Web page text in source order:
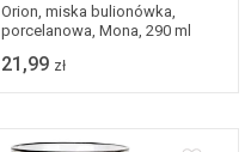
Orion, miska bulionówka,
porcelanowa, Mona, 290 ml
21,99 zł